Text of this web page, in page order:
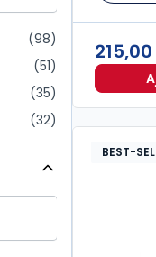
98
51
35
32
29
28
28
BEST-